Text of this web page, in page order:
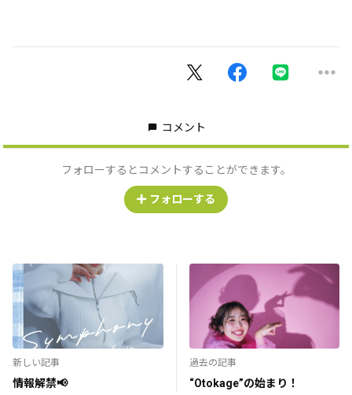
コメント
フォローするとコメントすることができます。
フォローする
新しい記事
情報解禁📢
過去の記事
“Otokage”の始まり！